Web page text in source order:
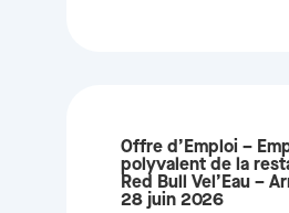
Offre d’Emploi –
polyvalent de la
Red Bull Vel’Eau –
28 juin 2026